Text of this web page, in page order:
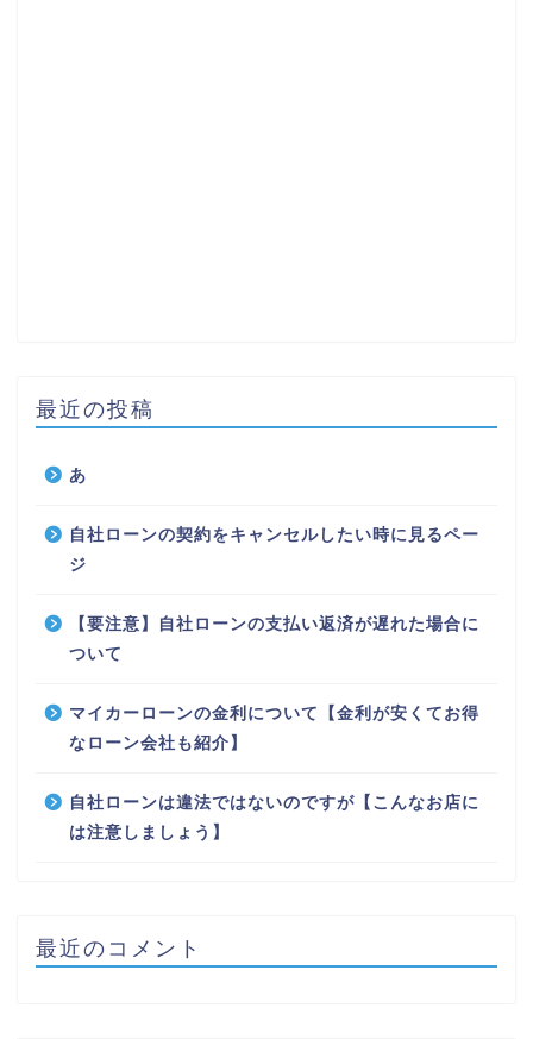
最近の投稿
あ
自社ローンの契約をキャンセルしたい時に見るペー
ジ
【要注意】自社ローンの支払い返済が遅れた場合に
ついて
マイカーローンの金利について【金利が安くてお得
なローン会社も紹介】
自社ローンは違法ではないのですが【こんなお店に
は注意しましょう】
最近のコメント